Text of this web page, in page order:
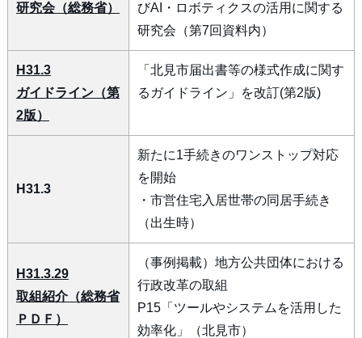
研究会（総務省）
びAI・ロボティクスの活用に関する
研究会（第7回資料内）
H31.3
ガイドライン（第
2版）
「北見市届出書等の様式作成に関す
るガイドライン」を改訂(第2版)
H31.3
新たに1手続きのワンストップ対応
を開始
・市営住宅入居世帯の同居手続き
（出生時）
H31.3.29
取組紹介（総務省
ＰＤＦ）
（事例掲載）地方公共団体における
行政改革の取組
P15「ツールやシステムを活用した
効率化」（北見市）